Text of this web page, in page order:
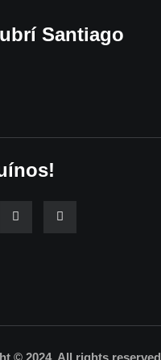
Santiago
© 2024. All rights reserved